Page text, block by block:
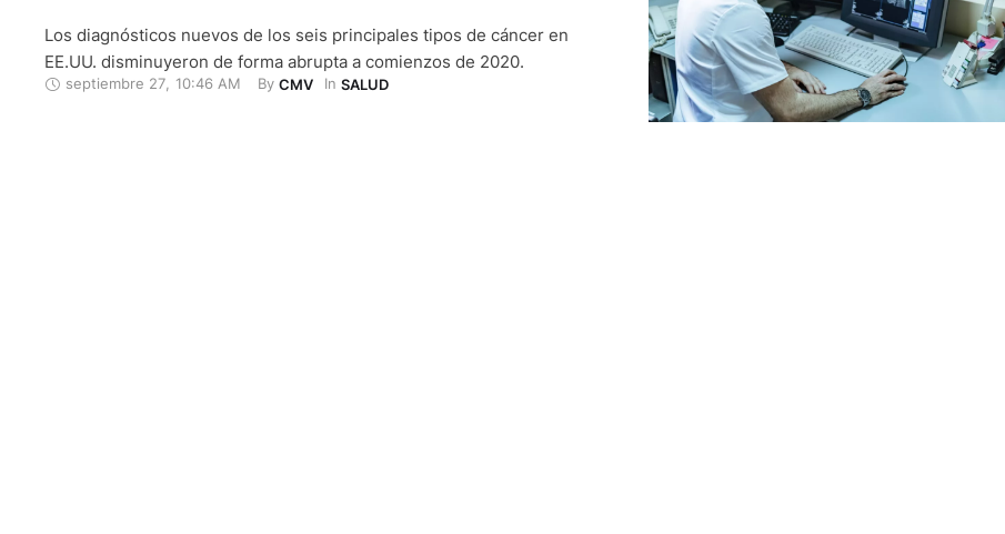
Los diagnósticos nuevos de los seis principales tipos de cáncer en
EE.UU. disminuyeron de forma abrupta a comienzos de 2020.
septiembre 27 10:46 AM By CMV In SALUD